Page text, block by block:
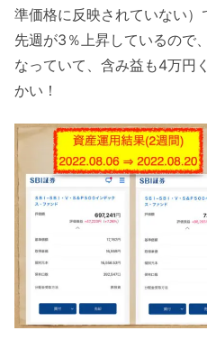
準価格に反映されていない）
先週が3％上昇しているので
なっていて、含み益も4万円
かい！